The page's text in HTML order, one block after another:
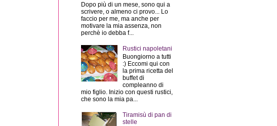
Dopo più di un mese, sono qui a
scrivere, o almeno ci provo... Lo
faccio per me, ma anche per
motivare la mia assenza, non
perchè io debba f...
Rustici napoletani
Buongiorno a tutti
:) Eccomi qui con
la prima ricetta del
buffet di
compleanno di
mio figlio. Inizio con questi rustici,
che sono la mia pa...
Tiramisù di pan di
stelle